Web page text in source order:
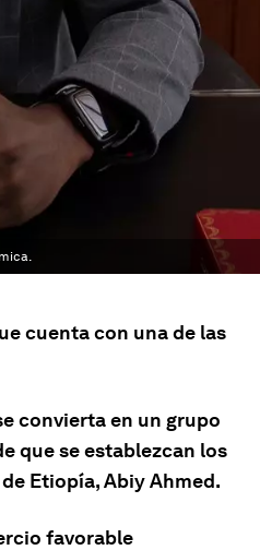
cuenta con una de las
convierta en un grupo
que se establezcan los
Etiopía, Abiy Ahmed.
favorable